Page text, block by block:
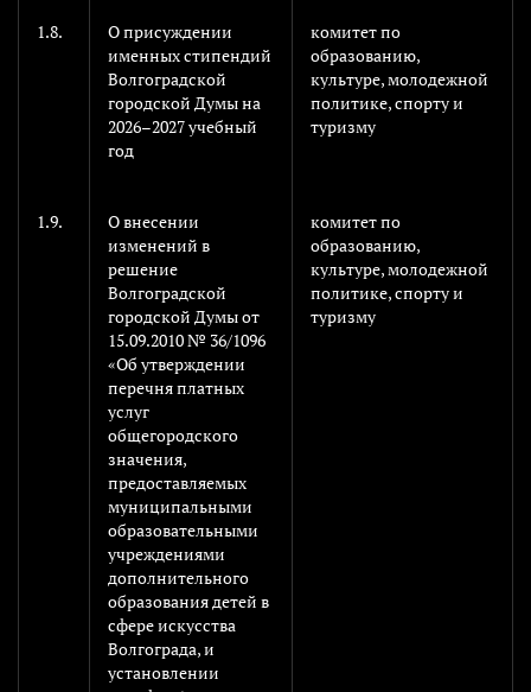
1.8.
О присуждении
именных стипендий
Волгоградской
городской Думы на
2026–2027 учебный
год
комитет по
образованию,
культуре, молодежной
политике, спорту и
туризму
1.9.
О внесении
изменений в
решение
Волгоградской
городской Думы от
15.09.2010 № 36/1096
«Об утверждении
перечня платных
услуг
общегородского
значения,
предоставляемых
муниципальными
образовательными
учреждениями
дополнительного
образования детей в
сфере искусства
Волгограда, и
установлении
комитет по
образованию,
культуре, молодежной
политике, спорту и
туризму